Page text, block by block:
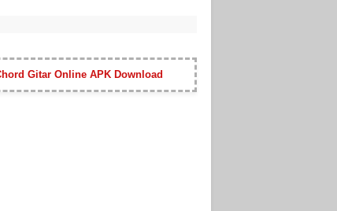
Gitar Online APK Download